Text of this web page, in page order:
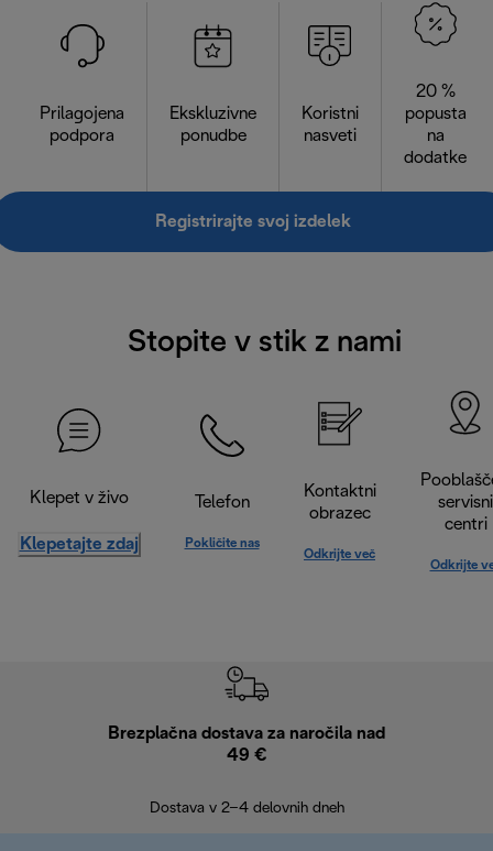
Prilagojena
podpora
Ekskluzivne
ponudbe
Koristni
nasveti
20 %
popusta
na
dodatke
Registrirajte svoj izdelek
Stopite v stik z nami
Klepet v živo
Klepetajte zdaj
Telefon
Pokličite nas
Kontaktni
obrazec
Odkrijte več
servisni
centri
Odkrijte
Brezplačna dostava za naročila nad
49 €
Dostava v 2–4 delovnih dneh